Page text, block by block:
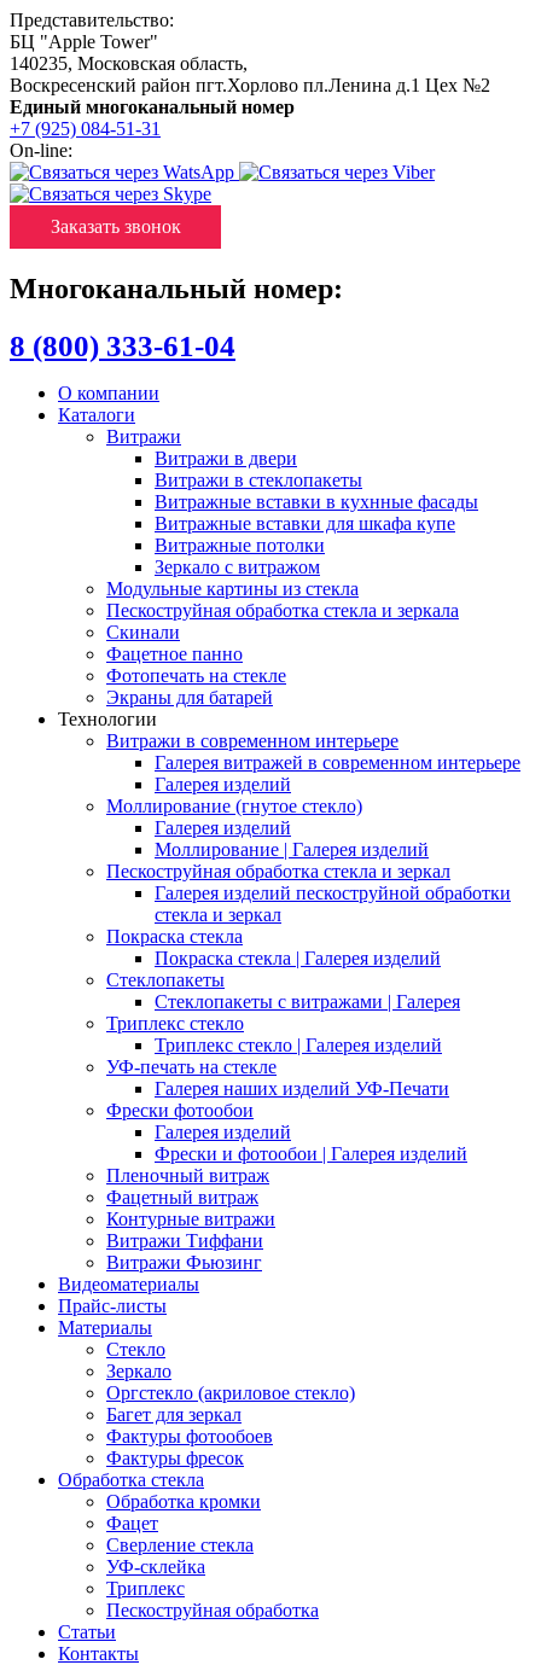
Представительство:
БЦ "Apple Tower"
140235, Московская область,
Воскресенский район пгт.Хорлово пл.Ленина д.1 Цех №2
Единый многоканальный номер
+7 (925) 084-51-31
On-line:
Заказать звонок
Многоканальный номер:
8 (800) 333-61-04
О компании
Каталоги
Витражи
Витражи в двери
Витражи в стеклопакеты
Витражные вставки в кухнные фасады
Витражные вставки для шкафа купе
Витражные потолки
Зеркало с витражом
Модульные картины из стекла
Пескоструйная обработка стекла и зеркала
Скинали
Фацетное панно
Фотопечать на стекле
Экраны для батарей
Технологии
Витражи в современном интерьере
Галерея витражей в современном интерьере
Галерея изделий
Моллирование (гнутое стекло)
Галерея изделий
Моллирование | Галерея изделий
Пескоструйная обработка стекла и зеркал
Галерея изделий пескоструйной обработки
стекла и зеркал
Покраска стекла
Покраска стекла | Галерея изделий
Стеклопакеты
Стеклопакеты с витражами | Галерея
Триплекс стекло
Триплекс стекло | Галерея изделий
УФ-печать на стекле
Галерея наших изделий УФ-Печати
Фрески фотообои
Галерея изделий
Фрески и фотообои | Галерея изделий
Пленочный витраж
Фацетный витраж
Контурные витражи
Витражи Тиффани
Витражи Фьюзинг
Видеоматериалы
Прайс-листы
Материалы
Стекло
Зеркало
Оргстекло (акриловое стекло)
Багет для зеркал
Фактуры фотообоев
Фактуры фресок
Обработка стекла
Обработка кромки
Фацет
Сверление стекла
УФ-склейка
Триплекс
Пескоструйная обработка
Статьи
Контакты